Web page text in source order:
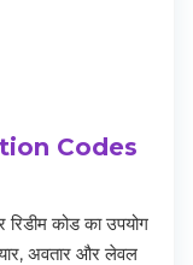
Codes
कोड का उपयोग
अवतार और लेवल